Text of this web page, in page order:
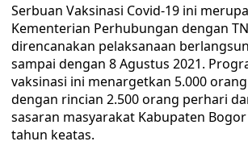
Serbuan Vaksinasi Covid-19 ini
Kementerian Perhubungan dengan
direncanakan pelaksanaan
sampai dengan 8 Agustus 2021.
vaksinasi ini menargetkan 5.000
dengan rincian 2.500 orang perhari
sasaran masyarakat Kabupaten
tahun keatas.